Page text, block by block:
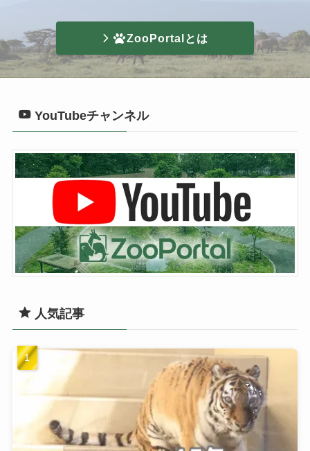
ZooPortalとは
YouTubeチャンネル
人気記事